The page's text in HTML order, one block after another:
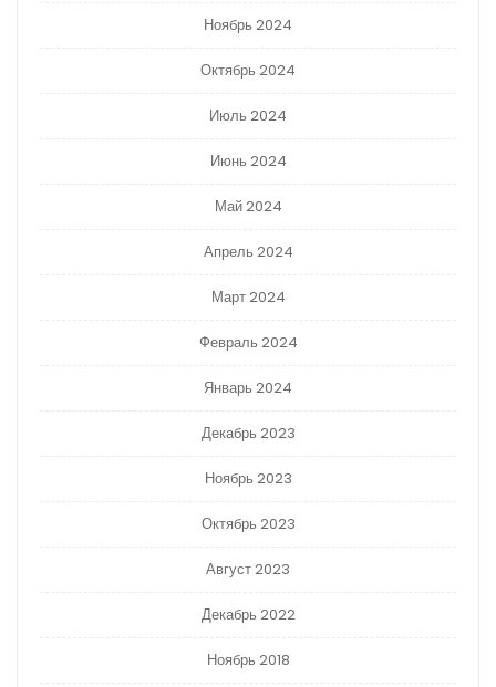
Ноябрь 2024
Октябрь 2024
Июль 2024
Июнь 2024
Май 2024
Апрель 2024
Март 2024
Февраль 2024
Январь 2024
Декабрь 2023
Ноябрь 2023
Октябрь 2023
Август 2023
Декабрь 2022
Ноябрь 2018